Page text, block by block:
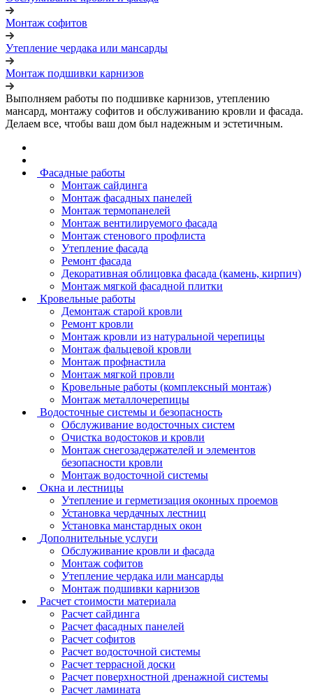
Монтаж софитов
Утепление чердака или мансарды
Монтаж подшивки карнизов
Выполняем работы по подшивке карнизов, утеплению
мансард, монтажу софитов и обслуживанию кровли и фасада.
Делаем все, чтобы ваш дом был надежным и эстетичным.
Фасадные работы
Монтаж сайдинга
Монтаж фасадных панелей
Монтаж термопанелей
Монтаж вентилируемого фасада
Монтаж стенового профлиста
Утепление фасада
Ремонт фасада
Декоративная облицовка фасада (камень, кирпич)
Монтаж мягкой фасадной плитки
Кровельные работы
Демонтаж старой кровли
Ремонт кровли
Монтаж кровли из натуральной черепицы
Монтаж фальцевой кровли
Монтаж профнастила
Монтаж мягкой провли
Кровельные работы (комплексный монтаж)
Монтаж металлочерепицы
Водосточные системы и безопасность
Обслуживание водосточных систем
Очистка водостоков и кровли
Монтаж снегозадержателей и элементов
безопасности кровли
Монтаж водосточной системы
Окна и лестницы
Утепление и герметизация оконных проемов
Установка чердачных лестниц
Установка манстардных окон
Дополнительные услуги
Обслуживание кровли и фасада
Монтаж софитов
Утепление чердака или мансарды
Монтаж подшивки карнизов
Расчет стоимости материала
Расчет сайдинга
Расчет фасадных панелей
Расчет софитов
Расчет водосточной системы
Расчет террасной доски
Расчет поверхностной дренажной системы
Расчет ламината